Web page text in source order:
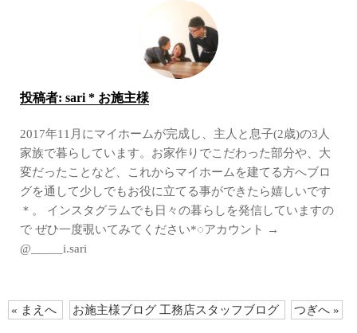
投稿者: sari * お施主様
2017年11月にマイホームが完成し、主人と息子(2歳)の3人
家族で暮らしています。お家作りでこだわった部分や、大
変だったことなど、これからマイホームを建てる方へブロ
グを通して少しでもお役に立てる事ができたら嬉しいです
＊。 インスタグラムでも日々の暮らしを発信していますの
で ぜひ一度覗いてみてください*◌アカウント →
@_____i.sari
« まえへ お施主様ブログ 工務店スタッフブログ つぎへ »